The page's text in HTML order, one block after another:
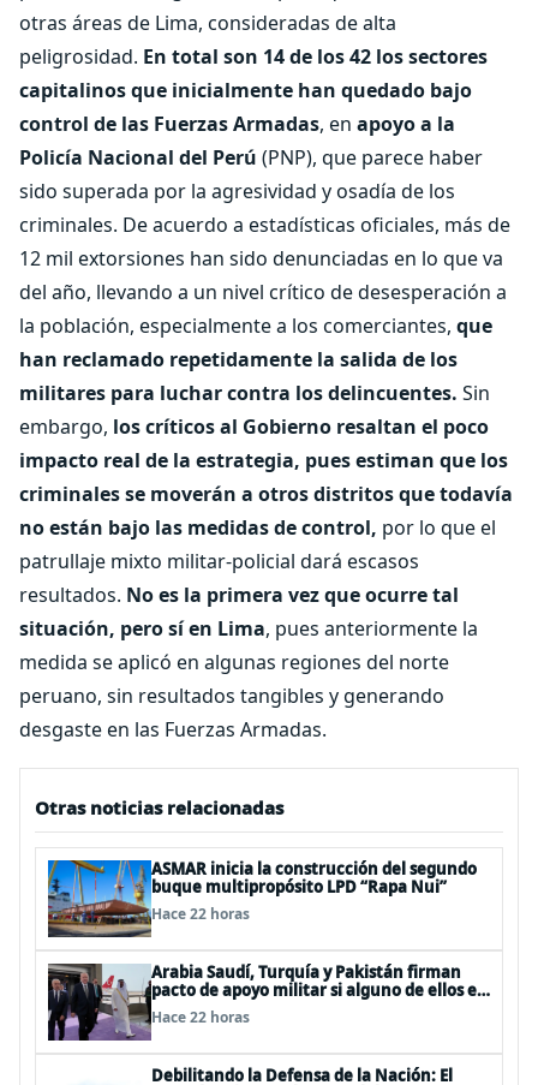
otras áreas de Lima, consideradas de alta
peligrosidad. En total son 14 de los 42 los sectores
capitalinos que inicialmente han quedado bajo
control de las Fuerzas Armadas, en apoyo a la
Policía Nacional del Perú (PNP), que parece haber
sido superada por la agresividad y osadía de los
criminales. De acuerdo a estadísticas oficiales, más de
12 mil extorsiones han sido denunciadas en lo que va
del año, llevando a un nivel crítico de desesperación a
la población, especialmente a los comerciantes, que
han reclamado repetidamente la salida de los
militares para luchar contra los delincuentes. Sin
embargo, los críticos al Gobierno resaltan el poco
impacto real de la estrategia, pues estiman que los
criminales se moverán a otros distritos que todavía
no están bajo las medidas de control, por lo que el
patrullaje mixto militar-policial dará escasos
resultados. No es la primera vez que ocurre tal
situación, pero sí en Lima, pues anteriormente la
medida se aplicó en algunas regiones del norte
peruano, sin resultados tangibles y generando
desgaste en las Fuerzas Armadas.
Otras noticias relacionadas
ASMAR inicia la construcción del segundo
buque multipropósito LPD “Rapa Nui”
Hace 22 horas
Arabia Saudí, Turquía y Pakistán firman
pacto de apoyo militar si alguno de ellos es
atacado
Hace 22 horas
Debilitando la Defensa de la Nación: El